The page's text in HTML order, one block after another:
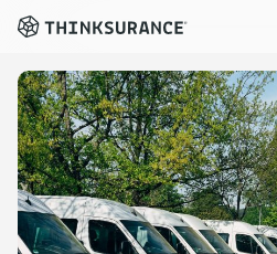
Demo vereinbaren
Plattform
Lösungen